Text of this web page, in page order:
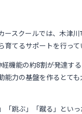
ースクールでは、木津
育てるサポートを行っ
機能の約8割が発達す
能力の基盤を作るとて
「跳ぶ」「蹴る」とい